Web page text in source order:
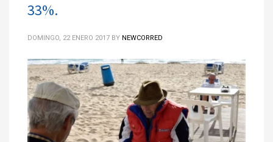
33%.
DOMINGO, 22 ENERO 2017 BY NEWCORRED